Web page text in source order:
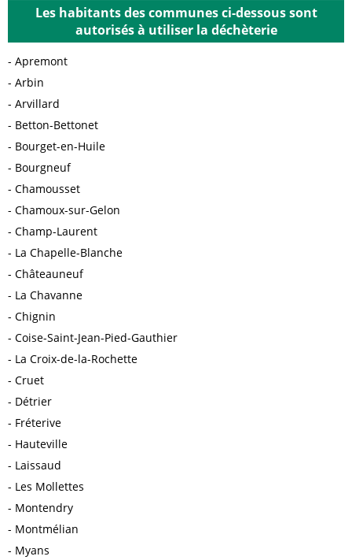
Les habitants des communes ci-dessous sont
autorisés à utiliser la déchèterie
Apremont
Arbin
Arvillard
Betton-Bettonet
Bourget-en-Huile
Bourgneuf
Chamousset
Chamoux-sur-Gelon
Champ-Laurent
La Chapelle-Blanche
Châteauneuf
La Chavanne
Chignin
Coise-Saint-Jean-Pied-Gauthier
La Croix-de-la-Rochette
Cruet
Détrier
Fréterive
Hauteville
Laissaud
Les Mollettes
Montendry
Montmélian
Myans